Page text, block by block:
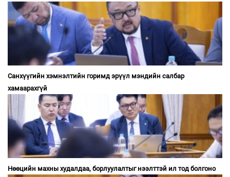
Санхүүгийн хэмнэлтийн горимд эрүүл мэндийн салбар
хамаарахгүй
Нөөцийн махны худалдаа, борлуулалтыг нээлттэй ил тод болгоно